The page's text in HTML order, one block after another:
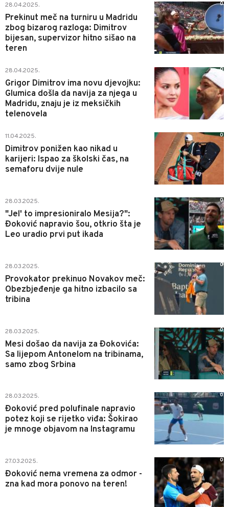
28.04.2025.
Prekinut meč na turniru u Madridu
zbog bizarog razloga: Dimitrov
bijesan, supervizor hitno sišao na
teren
0
28.04.2025.
Grigor Dimitrov ima novu djevojku:
Glumica došla da navija za njega u
Madridu, znaju je iz meksičkih
telenovela
0
11.04.2025.
Dimitrov ponižen kao nikad u
karijeri: Ispao za školski čas, na
semaforu dvije nule
0
28.03.2025.
"Jel' to impresioniralo Mesija?":
Đoković napravio šou, otkrio šta je
Leo uradio prvi put ikada
0
28.03.2025.
Provokator prekinuo Novakov meč:
Obezbjeđenje ga hitno izbacilo sa
tribina
0
28.03.2025.
Mesi došao da navija za Đokovića:
Sa lijepom Antonelom na tribinama,
samo zbog Srbina
0
28.03.2025.
Đoković pred polufinale napravio
potez koji se rijetko viđa: Šokirao
je mnoge objavom na Instagramu
0
27.03.2025.
Đoković nema vremena za odmor -
zna kad mora ponovo na teren!
0